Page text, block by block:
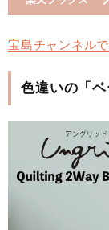
宝島チャンネル
色違いの「ベ